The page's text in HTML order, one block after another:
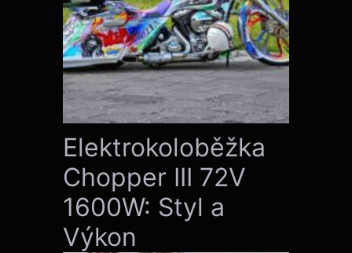
Elektrokoloběžka
Chopper III 72V
1600W: Styl a
Výkon